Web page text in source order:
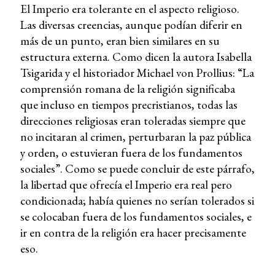
El Imperio era tolerante en el aspecto religioso.
Las diversas creencias, aunque podían diferir en
más de un punto, eran bien similares en su
estructura externa. Como dicen la autora Isabella
Tsigarida y el historiador Michael von Prollius: “La
comprensión romana de la religión significaba
que incluso en tiempos precristianos, todas las
direcciones religiosas eran toleradas siempre que
no incitaran al crimen, perturbaran la paz pública
y orden, o estuvieran fuera de los fundamentos
sociales”. Como se puede concluir de este párrafo,
la libertad que ofrecía el Imperio era real pero
condicionada; había quienes no serían tolerados si
se colocaban fuera de los fundamentos sociales, e
ir en contra de la religión era hacer precisamente
eso.